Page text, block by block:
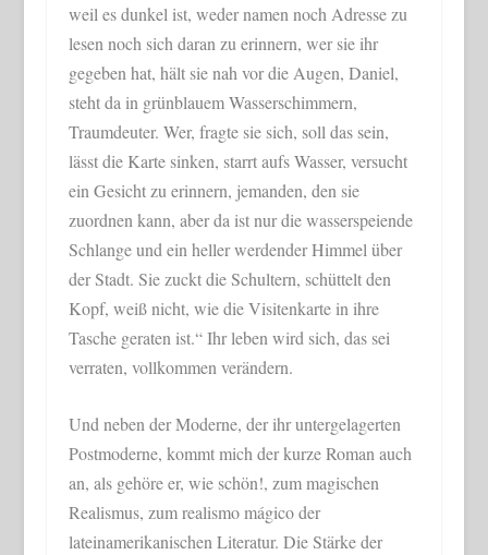
weil es dunkel ist, weder namen noch Adresse zu
lesen noch sich daran zu erinnern, wer sie ihr
gegeben hat, hält sie nah vor die Augen, Daniel,
steht da in grünblauem Wasserschimmern,
Traumdeuter. Wer, fragte sie sich, soll das sein,
lässt die Karte sinken, starrt aufs Wasser, versucht
ein Gesicht zu erinnern, jemanden, den sie
zuordnen kann, aber da ist nur die wasserspeiende
Schlange und ein heller werdender Himmel über
der Stadt. Sie zuckt die Schultern, schüttelt den
Kopf, weiß nicht, wie die Visitenkarte in ihre
Tasche geraten ist.“ Ihr leben wird sich, das sei
verraten, vollkommen verändern.
Und neben der Moderne, der ihr untergelagerten
Postmoderne, kommt mich der kurze Roman auch
an, als gehöre er, wie schön!, zum magischen
Realismus, zum realismo mágico der
lateinamerikanischen Literatur. Die Stärke der